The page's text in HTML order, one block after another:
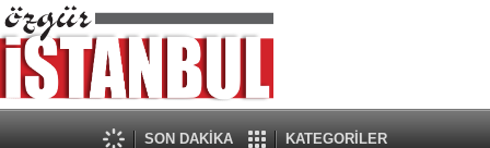
SON DAKİKA KATEGORİLER